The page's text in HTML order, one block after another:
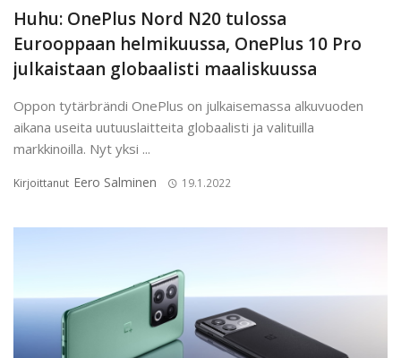
Huhu: OnePlus Nord N20 tulossa
Eurooppaan helmikuussa, OnePlus 10 Pro
julkaistaan globaalisti maaliskuussa
Oppon tytärbrändi OnePlus on julkaisemassa alkuvuoden
aikana useita uutuuslaitteita globaalisti ja valituilla
markkinoilla. Nyt yksi ...
Kirjoittanut Eero Salminen 19.1.2022